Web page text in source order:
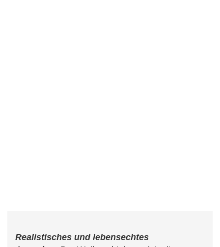
Realistisches und lebensechtes